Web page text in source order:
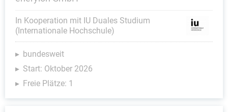
In Kooperation mit IU Duales Studium
(Internationale Hochschule)
bundesweit
Start: Oktober 2026
Freie Plätze: 1